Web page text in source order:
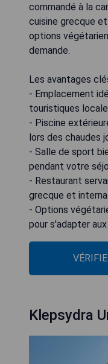
commandé à la
cuisine grecque
options
demande.
Les avantages
- Emplacement
touristiques
- Piscine
lors des chaudes
- Salle de sport
pendant votre
- Restaurant
grecque et
- Options
pour s'adapter
Klepsydra